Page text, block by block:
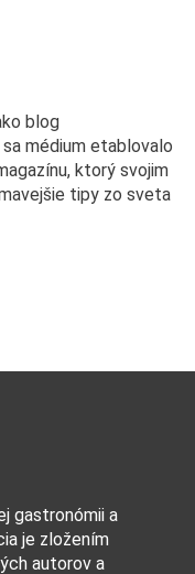
blog
médium etablovalo
ktorý svojim
tipy zo sveta
gastronómii a
je zložením
autorov a